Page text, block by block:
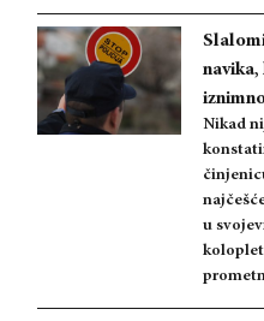
navika,
Nikad
u